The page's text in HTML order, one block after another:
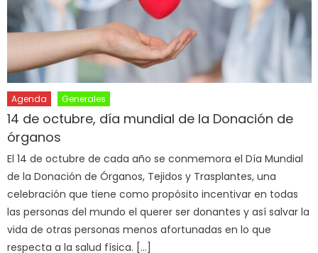
Agenda Generales
14 de octubre, día mundial de la Donación de
órganos
El 14 de octubre de cada año se conmemora el Día Mundial
de la Donación de Órganos, Tejidos y Trasplantes, una
celebración que tiene como propósito incentivar en todas
las personas del mundo el querer ser donantes y así salvar la
vida de otras personas menos afortunadas en lo que
respecta a la salud física. […]